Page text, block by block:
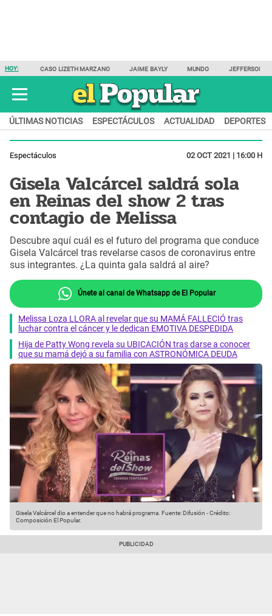
HOY: CASO LIZETH MARZANO JAIME BAYLY MUNDO JEFFERSON
ÚLTIMAS NOTICIAS ESPECTÁCULOS ACTUALIDAD DEPORTES
Espectáculos 02 OCT 2021 | 16:00 H
Gisela Valcárcel saldrá sola
en Reinas del show 2 tras
contagio de Melissa
Descubre aquí cuál es el futuro del programa que conduce
Gisela Valcárcel tras revelarse casos de coronavirus entre
sus integrantes. ¿La quinta gala saldrá al aire?
Únete al canal de Whatsapp de El Popular
Melissa Loza LLORA al revelar que su MAMÁ FALLECIÓ tras
luchar contra el cáncer y le dedican EMOTIVA DESPEDIDA
Hija de Patty Wong revela su UBICACIÓN tras darse a conocer
que su mamá dejó a su familia con ASTRONÓMICA DEUDA
Gisela Valcárcel dio a entender que no habrá programa. Fuente: Difusión -Crédito:
Composición El Popular.